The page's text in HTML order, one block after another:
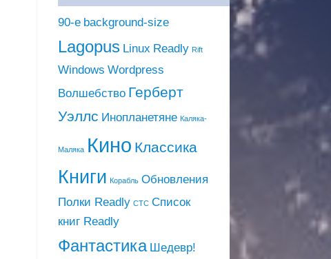
90-е background-size
Lagopus Linux Readly Rift
Windows Wordpress
Волшебство Герберт
Уэллс Инопланетяне Каляка-
Маляка Кино Классика
Книги Корабль Обновления
Полки Readly СТС Список
книг Readly
Фантастика Шедевр!